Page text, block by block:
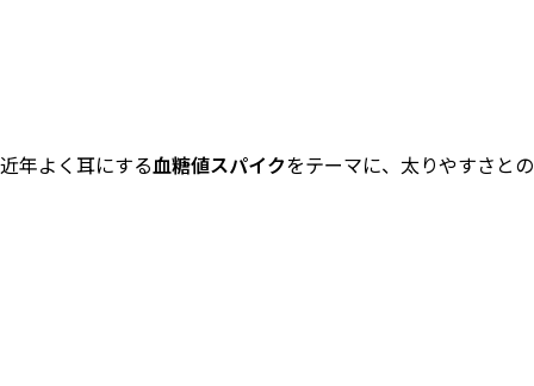
年よく耳にする血糖値スパイクをテーマに、太りやすさとの